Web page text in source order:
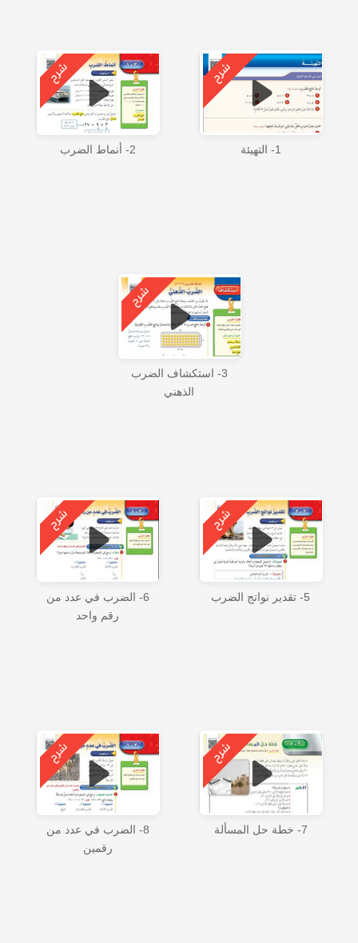
1- التهيئة 2- أنماط الضرب
3- استكشاف الضرب
الذهني
5- تقدير نواتج الضرب
6- الضرب في عدد من
رقم واحد
7- خطة حل المسألة
8- الضرب في عدد من
رقمين